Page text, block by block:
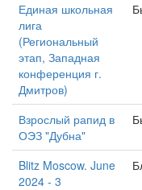
Единая школьная
лига
(Региональный
этап, Западная
конференция г.
Дмитров)
Взрослый рапид в
ОЭЗ "Дубна"
Blitz Moscow. June
2024 - 3